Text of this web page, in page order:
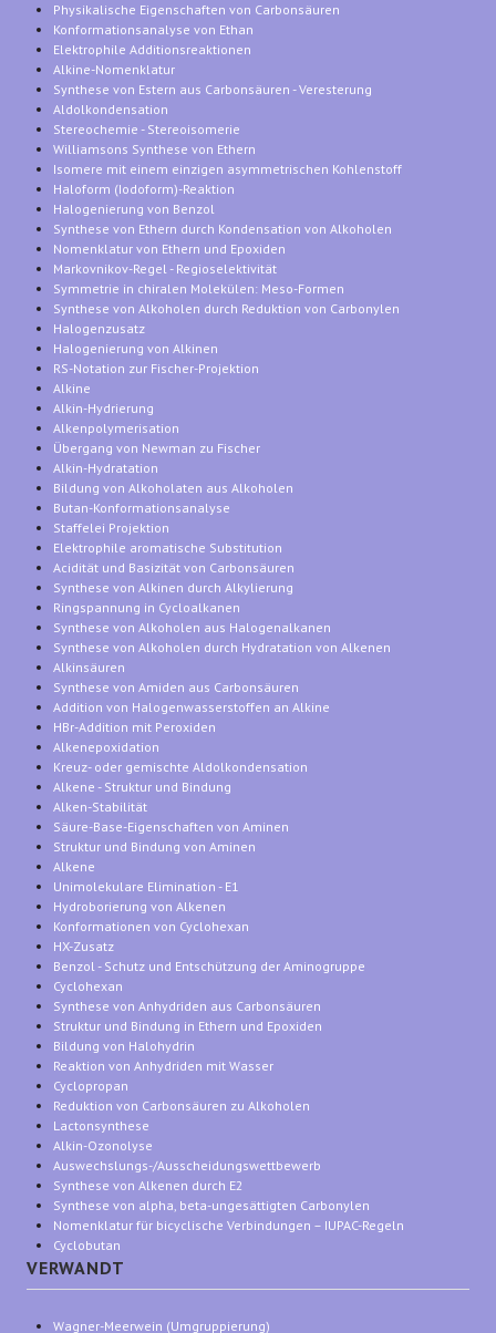
Physikalische Eigenschaften von Carbonsäuren
Konformationsanalyse von Ethan
Elektrophile Additionsreaktionen
Alkine-Nomenklatur
Synthese von Estern aus Carbonsäuren - Veresterung
Aldolkondensation
Stereochemie - Stereoisomerie
Williamsons Synthese von Ethern
Isomere mit einem einzigen asymmetrischen Kohlenstoff
Haloform (Iodoform)-Reaktion
Halogenierung von Benzol
Synthese von Ethern durch Kondensation von Alkoholen
Nomenklatur von Ethern und Epoxiden
Markovnikov-Regel - Regioselektivität
Symmetrie in chiralen Molekülen: Meso-Formen
Synthese von Alkoholen durch Reduktion von Carbonylen
Halogenzusatz
Halogenierung von Alkinen
RS-Notation zur Fischer-Projektion
Alkine
Alkin-Hydrierung
Alkenpolymerisation
Übergang von Newman zu Fischer
Alkin-Hydratation
Bildung von Alkoholaten aus Alkoholen
Butan-Konformationsanalyse
Staffelei Projektion
Elektrophile aromatische Substitution
Acidität und Basizität von Carbonsäuren
Synthese von Alkinen durch Alkylierung
Ringspannung in Cycloalkanen
Synthese von Alkoholen aus Halogenalkanen
Synthese von Alkoholen durch Hydratation von Alkenen
Alkinsäuren
Synthese von Amiden aus Carbonsäuren
Addition von Halogenwasserstoffen an Alkine
HBr-Addition mit Peroxiden
Alkenepoxidation
Kreuz- oder gemischte Aldolkondensation
Alkene - Struktur und Bindung
Alken-Stabilität
Säure-Base-Eigenschaften von Aminen
Struktur und Bindung von Aminen
Alkene
Unimolekulare Elimination - E1
Hydroborierung von Alkenen
Konformationen von Cyclohexan
HX-Zusatz
Benzol - Schutz und Entschützung der Aminogruppe
Cyclohexan
Synthese von Anhydriden aus Carbonsäuren
Struktur und Bindung in Ethern und Epoxiden
Bildung von Halohydrin
Reaktion von Anhydriden mit Wasser
Cyclopropan
Reduktion von Carbonsäuren zu Alkoholen
Lactonsynthese
Alkin-Ozonolyse
Auswechslungs-/Ausscheidungswettbewerb
Synthese von Alkenen durch E2
Synthese von alpha, beta-ungesättigten Carbonylen
Nomenklatur für bicyclische Verbindungen – IUPAC-Regeln
Cyclobutan
VERWANDT
Wagner-Meerwein (Umgruppierung)